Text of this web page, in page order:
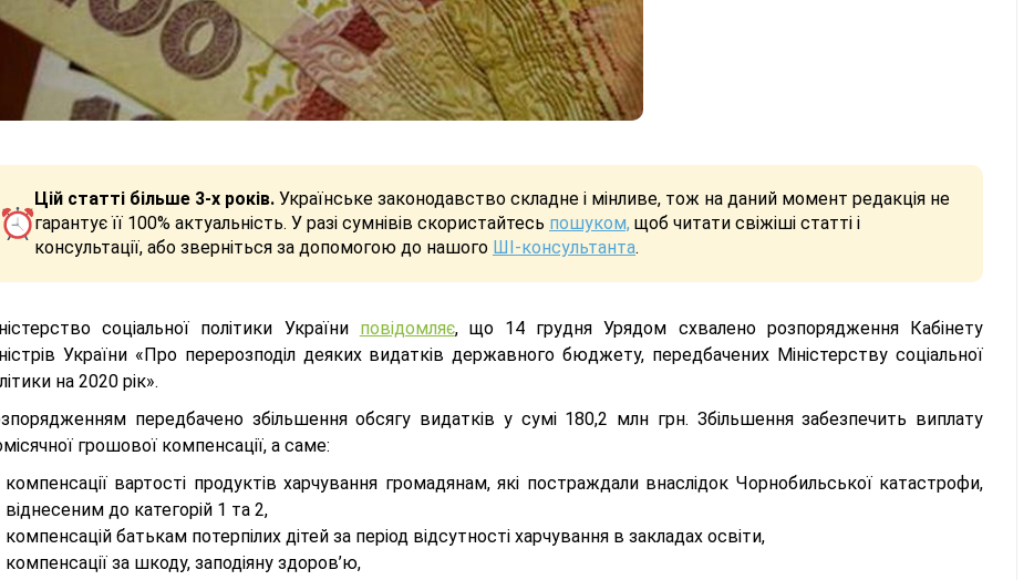
Цій статті більше 3-х років. Українське законодавство складне і мінливе, тож на даний момент редакція не
гарантує її 100% актуальність. У разі сумнівів скористайтесь пошуком, щоб читати свіжіші статті і
консультації, або зверніться за допомогою до нашого ШІ-консультанта.
соціальної політики України повідомляє, що 14 грудня Урядом схвалено розпорядження Кабінету
України «Про перерозподіл деяких видатків державного бюджету, передбачених Міністерству соціальної
на 2020 рік».
передбачено збільшення обсягу видатків у сумі 180,2 млн грн. Збільшення забезпечить виплату
грошової компенсації, а саме:
компенсації вартості продуктів харчування громадянам, які постраждали внаслідок Чорнобильської катастрофи,
віднесеним до категорій 1 та 2,
компенсацій батькам потерпілих дітей за період відсутності харчування в закладах освіти,
компенсації за шкоду, заподіяну здоров’ю,